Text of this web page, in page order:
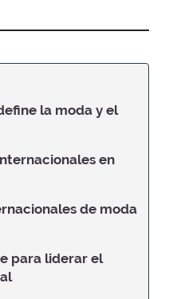
la moda y el
en
de moda
para liderar el